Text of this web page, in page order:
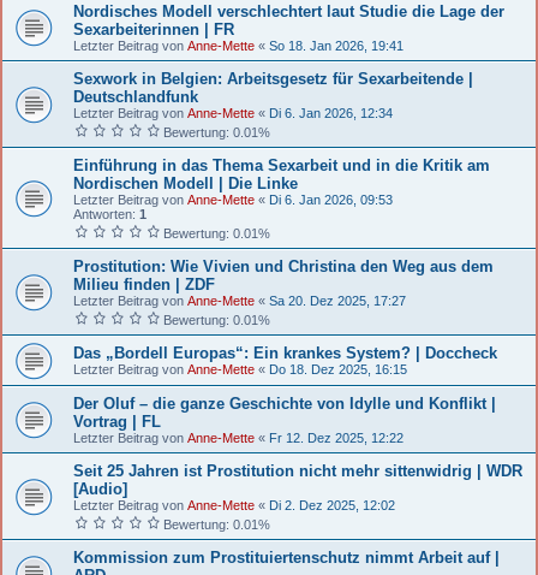
Nordisches Modell verschlechtert laut Studie die Lage der
Sexarbeiterinnen | FR
Letzter Beitrag von Anne-Mette « So 18. Jan 2026, 19:41
Sexwork in Belgien: Arbeitsgesetz für Sexarbeitende |
Deutschlandfunk
Letzter Beitrag von Anne-Mette « Di 6. Jan 2026, 12:34
Bewertung: 0.01%
Einführung in das Thema Sexarbeit und in die Kritik am
Nordischen Modell | Die Linke
Letzter Beitrag von Anne-Mette « Di 6. Jan 2026, 09:53
Antworten: 1
Bewertung: 0.01%
Prostitution: Wie Vivien und Christina den Weg aus dem
Milieu finden | ZDF
Letzter Beitrag von Anne-Mette « Sa 20. Dez 2025, 17:27
Bewertung: 0.01%
Das „Bordell Europas“: Ein krankes System? | Doccheck
Letzter Beitrag von Anne-Mette « Do 18. Dez 2025, 16:15
Der Oluf – die ganze Geschichte von Idylle und Konflikt |
Vortrag | FL
Letzter Beitrag von Anne-Mette « Fr 12. Dez 2025, 12:22
Seit 25 Jahren ist Prostitution nicht mehr sittenwidrig | WDR
[Audio]
Letzter Beitrag von Anne-Mette « Di 2. Dez 2025, 12:02
Bewertung: 0.01%
Kommission zum Prostituiertenschutz nimmt Arbeit auf |